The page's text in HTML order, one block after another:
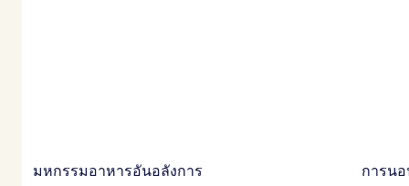
มหกรรมอาหารอันอลังการ การน